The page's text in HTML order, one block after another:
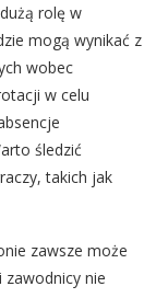
rolę w
mogą wynikać z
wobec
w celu
śledzić
takich jak
zawsze może
nie